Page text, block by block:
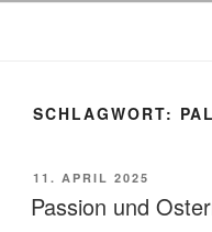
SCHLAGWORT:
VERÖFFENTLICHT
AM
11. APRIL 2025
Passion und